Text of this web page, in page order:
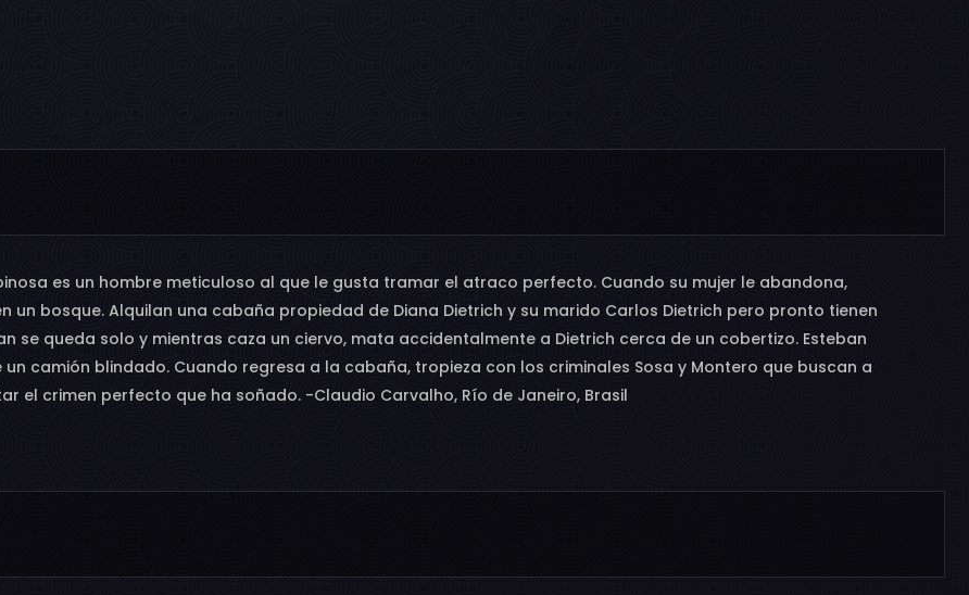
es un hombre meticuloso al que le gusta tramar el atraco perfecto. Cuando su mujer le abandona,
bosque. Alquilan una cabaña propiedad de Diana Dietrich y su marido Carlos Dietrich pero pronto tienen
se queda solo y mientras caza un ciervo, mata accidentalmente a Dietrich cerca de un cobertizo. Esteban
camión blindado. Cuando regresa a la cabaña, tropieza con los criminales Sosa y Montero que buscan a
el crimen perfecto que ha soñado. -Claudio Carvalho, Río de Janeiro, Brasil